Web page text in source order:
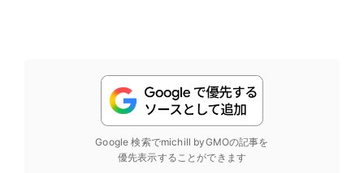
Google 検索でmichill byGMOの記事を
優先表示することができます